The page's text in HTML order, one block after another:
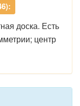
доска. Есть
центр